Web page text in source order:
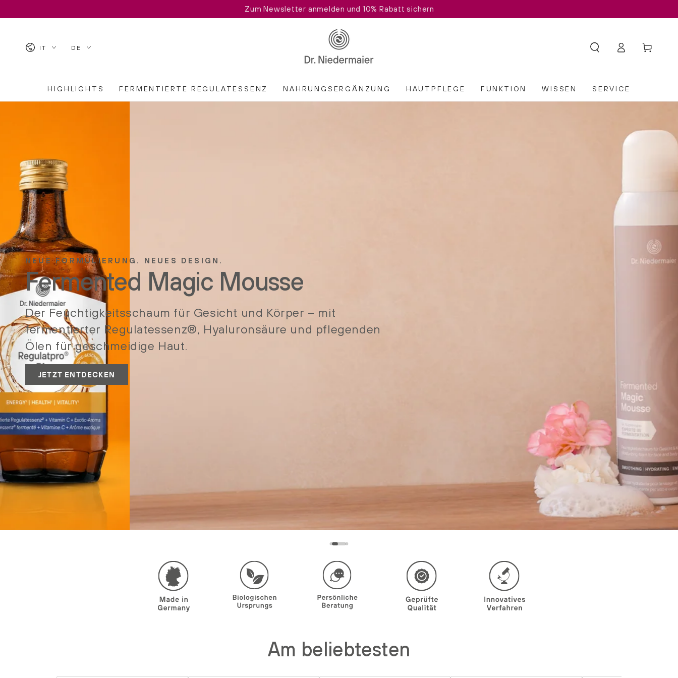
JETZT NEU: Regulatpro® Bio mit Exotic-Geschmack
Land/Region
IT DE
HIGHLIGHTS FERMENTIERTE REGULATESSENZ NAHRUNGSERGÄNZUNG HAUTPFLEGE FUNKTION WISSEN SERVICE
EinloggenWarenkorb
NEUE FORMULIERUNG. NEUES DESIGN.
Fermented Magic Mousse
Der Feuchtigkeitsschaum für Gesicht und Körper – mit
fermentierter Regulatessenz®, Hyaluronsäure und pflegenden
Ölen für geschmeidige Haut.
JETZT ENTDECKEN
Am beliebtesten